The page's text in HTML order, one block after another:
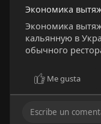
Экономика
Экономика
кальянную в
обычного
Me gusta